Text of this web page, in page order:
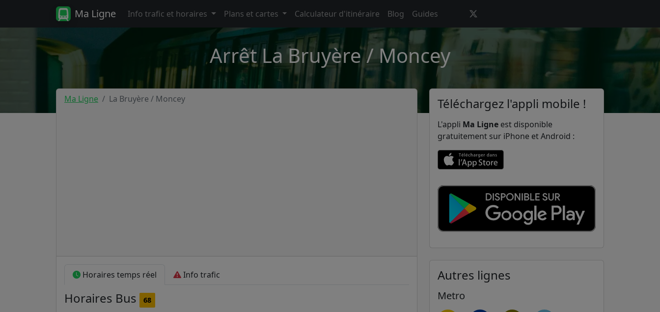
Ma Ligne Info trafic et horaires Plans et cartes Calculateur d'itinéraire Blog Guides
Arrêt La Bruyère / Moncey
Ma Ligne La Bruyère / Moncey
Horaires temps réel Info trafic
Horaires Bus 68
Téléchargez l'appli mobile !
L'appli Ma Ligne est disponible
gratuitement sur iPhone et Android :
Autres lignes
Metro